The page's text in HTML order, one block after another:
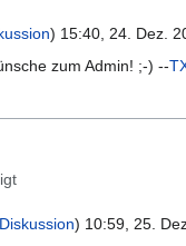
) 15:40, 24. Dez.
zum Admin! ;-) --
Diskussion) 10:59, 25.